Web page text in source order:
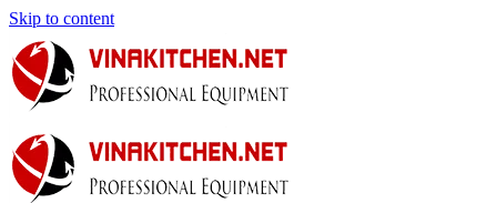
Skip to content